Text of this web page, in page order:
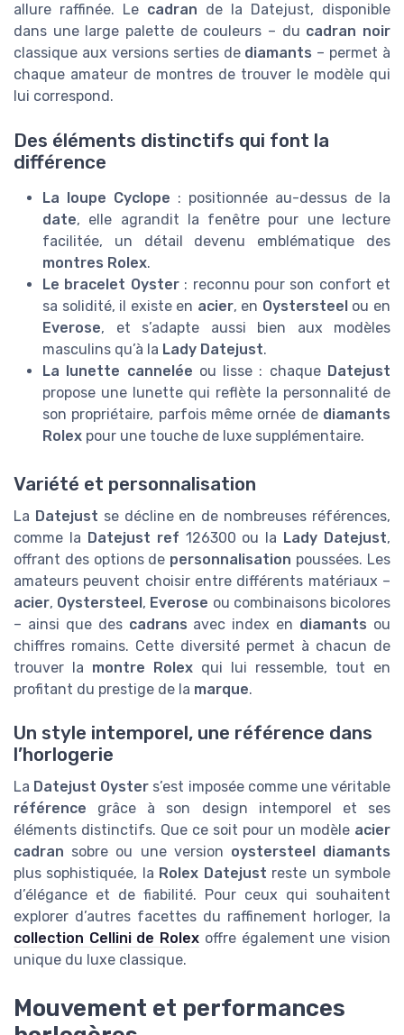
allure raffinée. Le cadran de la Datejust, disponible
dans une large palette de couleurs – du cadran noir
classique aux versions serties de diamants – permet à
chaque amateur de montres de trouver le modèle qui
lui correspond.
Des éléments distinctifs qui font la
différence
La loupe Cyclope : positionnée au-dessus de la
date, elle agrandit la fenêtre pour une lecture
facilitée, un détail devenu emblématique des
montres Rolex.
Le bracelet Oyster: reconnu pour son confort et
sa solidité, il existe en acier, en Oystersteelou en
Everose, et s’adapte aussi bien aux modèles
masculins qu’à la Lady Datejust.
La lunette cannelée ou lisse : chaque Datejust
propose une lunette qui reflète la personnalité de
son propriétaire, parfois même ornée de diamants
Rolex pour une touche de luxe supplémentaire.
Variété et personnalisation
La Datejust se décline en de nombreuses références,
comme la Datejust ref 126300 ou la Lady Datejust,
offrant des options de personnalisation poussées. Les
amateurs peuvent choisir entre différents matériaux –
acier, Oystersteel, Everose ou combinaisons bicolores
– ainsi que des cadrans avec index en diamants ou
chiffres romains. Cette diversité permet à chacun de
trouver la montre Rolex qui lui ressemble, tout en
profitant du prestige de la marque.
Un style intemporel, une référence dans
l’horlogerie
La Datejust Oyster s’est imposée comme une véritable
référence grâce à son design intemporel et ses
éléments distinctifs. Que ce soit pour un modèle acier
cadran sobre ou une version oystersteel diamants
plus sophistiquée, la Rolex Datejust reste un symbole
d’élégance et de fiabilité. Pour ceux qui souhaitent
explorer d’autres facettes du raffinement horloger, la
collection Cellini de Rolex offre également une vision
unique du luxe classique.
Mouvement et performances